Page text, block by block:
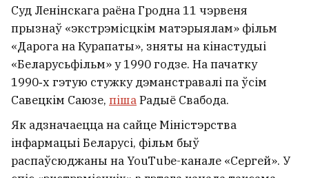
Суд Ленінскага раёна Гродна 11 чэрвеня
прызнаў «экстрэмісцкім матэрыялам» фільм
«Дарога на Курапаты», зняты на кінастудыі
«Беларусьфільм» у 1990 годзе. На пачатку
1990‑х гэтую стужку дэманстравалі па ўсім
Савецкім Саюзе, пішаРадыё Свабода.
Як адзначаецца на сайце Міністэрства
інфармацыі Беларусі, фільм быў
распаўсюджаны на YouTube-канале «Сергей». У
Нямецкі фермер выразаў на
кукурузным полі Пуціна і Трампа